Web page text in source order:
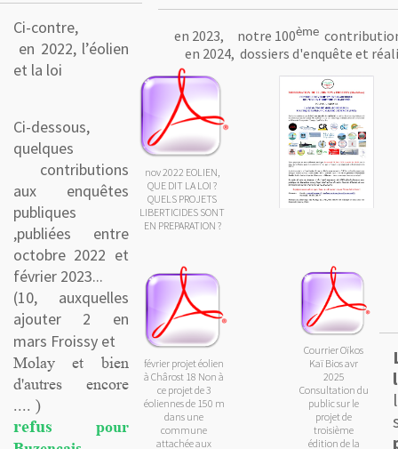
Ci-contre,
en 2022, l’éolien
et la loi
Ci-dessous,
quelques
contributions
aux enquêtes
publiques
,publiées entre
octobre 2022 et
février 2023...
(10, auxquelles
ajouter 2 en
mars Froissy et
Molay et bien
d'autres encore
.... )
refus pour
en 2023, notre 100ème
en 2024, dossiers d'enquête et
nov 2022 EOLIEN,
QUE DIT LA LOI ?
QUELS PROJETS
LIBERTICIDES SONT
EN PREPARATION ?
Courrier Oïkos
Kaï Bios avr
2025
Consultation du
public sur le
projet de
troisième
édition de la
février projet éolien
à Chârost 18 Non à
ce projet de 3
éoliennes de 150 m
dans une
commune
attachée aux